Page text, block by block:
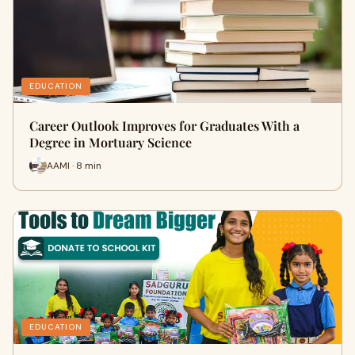
EDUCATION
Career Outlook Improves for Graduates With a
Degree in Mortuary Science
AAMI · 8 min
EDUCATION